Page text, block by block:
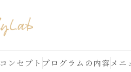
コンセプト プログラムの内容 メニ